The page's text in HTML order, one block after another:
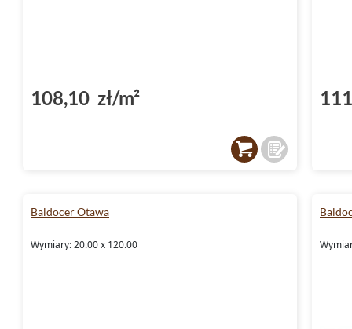
108,10 zł/m²
Baldocer Otawa
Wymiary: 20.00 x 120.00